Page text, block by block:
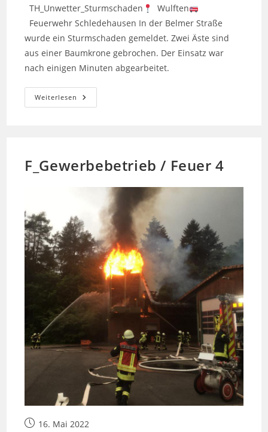
TH_Unwetter_Sturmschaden
Wulften
Feuerwehr Schledehausen In der Belmer Straße
wurde ein Sturmschaden gemeldet. Zwei Äste sind
aus einer Baumkrone gebrochen. Der Einsatz war
nach einigen Minuten abgearbeitet.
Weiterlesen Baum
Auf
F_Gewerbebetrieb / Feuer 4
Beitrag16. Mai 2022